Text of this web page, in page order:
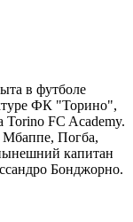
в футболе
ФК "Торино",
Torino FC Academy.
Мбаппе, Погба,
капитан
Бонджорно.